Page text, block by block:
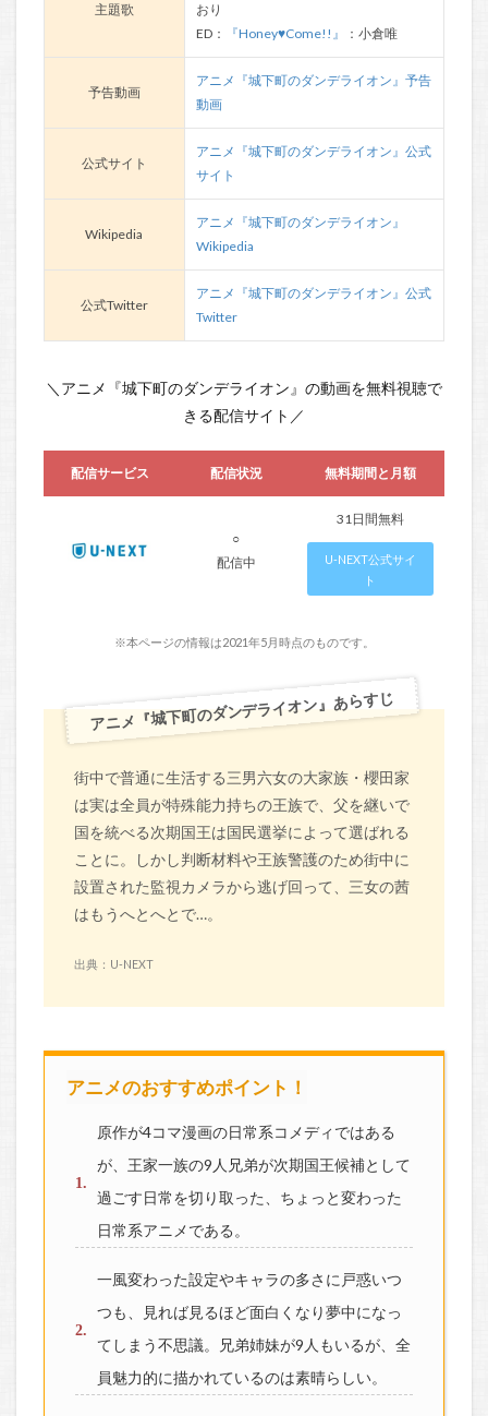
主題歌
おり
ED：
『Honey♥Come!!』 ：小倉唯
予告動画
アニメ『城下町のダンデライオン』予告
動画
公式サイト
アニメ『城下町のダンデライオン』公式
サイト
Wikipedia
アニメ『城下町のダンデライオン』
Wikipedia
公式Twitter
アニメ『城下町のダンデライオン』公式
Twitter
＼アニメ『城下町のダンデライオン』の動画を無料視聴で
きる配信サイト／
配信サービス 配信状況 無料期間と月額
○
配信中
31日間無料
U-NEXT公式サイ
ト
※本ページの情報は2021年5月時点のものです。
アニメ『城下町のダンデライオン』あらすじ
街中で普通に生活する三男六女の大家族・櫻田家
は実は全員が特殊能力持ちの王族で、父を継いで
国を統べる次期国王は国民選挙によって選ばれる
ことに。しかし判断材料や王族警護のため街中に
設置された監視カメラから逃げ回って、三女の茜
はもうへとへとで…。
出典：U-NEXT
アニメのおすすめポイント！
原作が4コマ漫画の日常系コメディではある
が、王家一族の9人兄弟が次期国王候補として
過ごす日常を切り取った、ちょっと変わった
日常系アニメである。
一風変わった設定やキャラの多さに戸惑いつ
つも、見れば見るほど面白くなり夢中になっ
てしまう不思議。兄弟姉妹が9人もいるが、全
員魅力的に描かれているのは素晴らしい。